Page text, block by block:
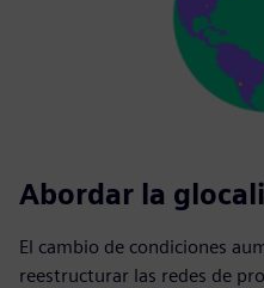
Abordar la
El cambio de condiciones
reestructurar las redes de